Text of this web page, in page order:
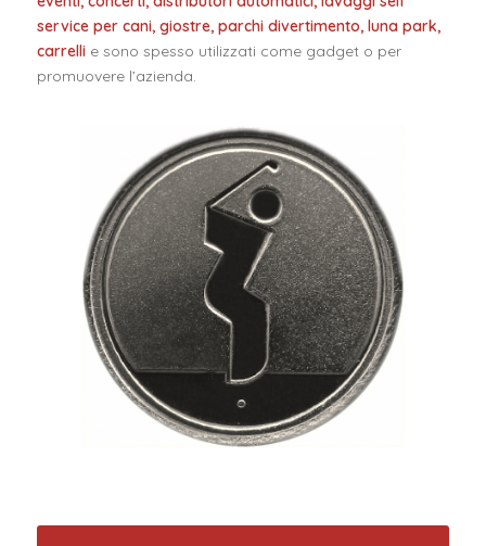
service per cani, giostre, parchi divertimento, luna park,
carrellie sono spesso utilizzati come gadget o per
promuovere l’azienda.